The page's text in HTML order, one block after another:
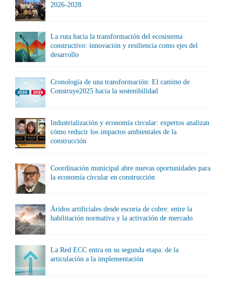
2026-2028
La ruta hacia la transformación del ecosistema
constructivo: innovación y resiliencia como ejes del
desarrollo
Cronología de una transformación: El camino de
Construye2025 hacia la sostenibilidad
Industrialización y economía circular: expertos analizan
cómo reducir los impactos ambientales de la
construcción
Coordinación municipal abre nuevas oportunidades para
la economía circular en construcción
Áridos artificiales desde escoria de cobre: entre la
habilitación normativa y la activación de mercado
La Red ECC entra en su segunda etapa: de la
articulación a la implementación